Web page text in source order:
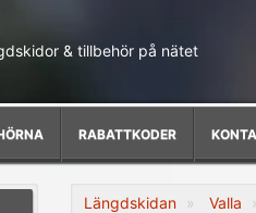
& tillbehör på nätet
RABATTKODER
Längdskidan Valla